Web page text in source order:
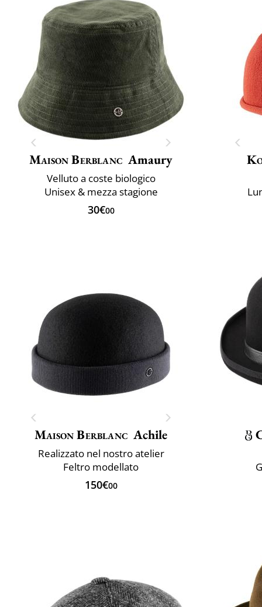
Maison Berblanc Amaury
Velluto a coste biologico
Unisex & mezza stagione
30€00
Maison Berblanc Achile
Realizzato nel nostro atelier
Feltro modellato
150€00